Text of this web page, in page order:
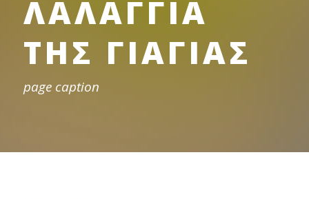
ΛΑΛΑΓΓΙΑ
ΤΗΣ ΓΙΑΓΙΑΣ
page caption